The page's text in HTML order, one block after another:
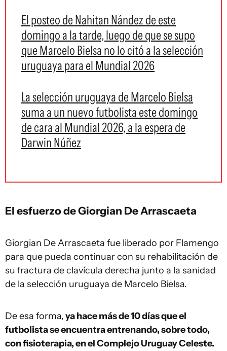
El posteo de Nahitan Nández de este
domingo a la tarde, luego de que se supo
que Marcelo Bielsa no lo citó a la selección
uruguaya para el Mundial 2026
La selección uruguaya de Marcelo Bielsa
suma a un nuevo futbolista este domingo
de cara al Mundial 2026, a la espera de
Darwin Núñez
El esfuerzo de Giorgian De Arrascaeta
Giorgian De Arrascaeta fue liberado por Flamengo
para que pueda continuar con su rehabilitación de
su fractura de clavícula derecha junto a la sanidad
de la selección uruguaya de Marcelo Bielsa.
De esa forma,ya hace más de 10 días que el
futbolista se encuentra entrenando, sobre todo,
con fisioterapia, en el Complejo Uruguay Celeste.